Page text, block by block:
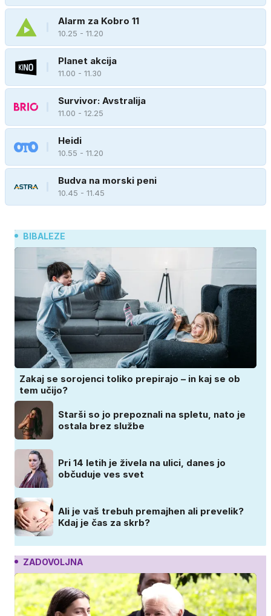
Alarm za Kobro 11
10.25 - 11.20
Planet akcija
11.00 - 11.30
Survivor: Avstralija
11.00 - 12.25
Heidi
10.55 - 11.20
Budva na morski peni
10.45 - 11.45
BIBALEZE
Zakaj se sorojenci toliko prepirajo – in kaj se ob
tem učijo?
Starši so jo prepoznali na spletu, nato je
ostala brez službe
Pri 14 letih je živela na ulici, danes jo
občuduje ves svet
Ali je vaš trebuh premajhen ali prevelik?
Kdaj je čas za skrb?
ZADOVOLJNA